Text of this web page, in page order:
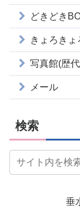
どきどき
きょろきょ
写真館(歴
メール
検索
垂